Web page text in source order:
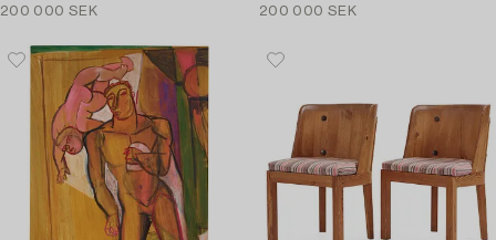
200 000 SEK
200 000 SEK